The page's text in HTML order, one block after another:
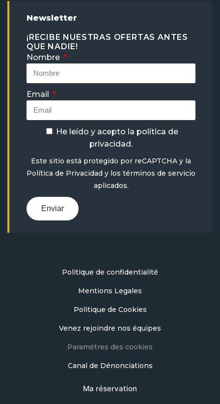
Newsletter
¡RECIBE NUESTRAS OFERTAS ANTES
QUE NADIE!
Nombre
Email
He leído y acepto la política de
privacidad.
Este sitio está protegido por reCAPTCHA y la
Política de Privacidad y los términos de servicio
aplicados.
Enviar
Politique de confidentialité
Mentions Legales
Politique de Cookies
Venez rejoindre nos équipes
Paramètres des cookies
Canal de Dénonciations
Ma réservation